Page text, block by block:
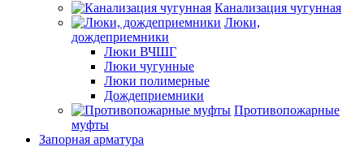
Канализация чугунная
Люки,
дождеприемники
Люки ВЧШГ
Люки чугунные
Люки полимерные
Дождеприемники
Противопожарные
муфты
Запорная арматура